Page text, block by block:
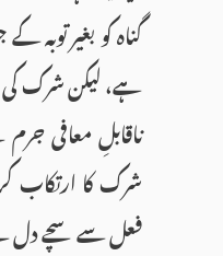
گناہ کو بغیر
ہے، لیکن شرک کی
ناقابلِ معافی
شرک کا ارتکاب
فعل سے سچے دل